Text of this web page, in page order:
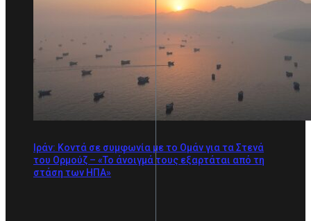
Ιράν: Κοντά σε συμφωνία με το Ομάν για τα Στενά
του Ορμούζ – «Το άνοιγμά τους εξαρτάται από τη
στάση των ΗΠΑ»